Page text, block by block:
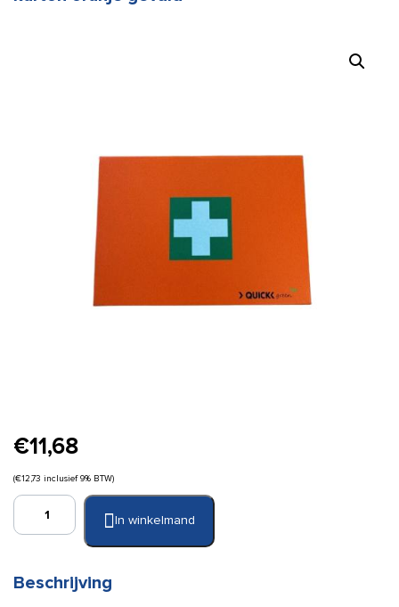
€11,68
(€12,73 inclusief 9% BTW)
Quick
Green
Verbandtrommel
4
In winkelmand
Beschrijving